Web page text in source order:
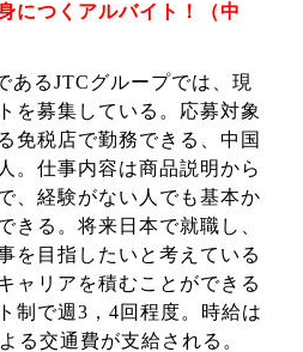
につくアルバイト！（中
あるJTCグループでは、現
を募集している。応募対象
免税店で勤務できる、中国
。仕事内容は商品説明から
、経験がない人でも基本か
きる。将来日本で就職し、
を目指したいと考えている
ャリアを積むことができる
制で週 3 ， 4回程度。時給は
る交通費が支給される。